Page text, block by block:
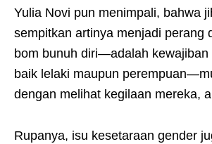
Yulia Novi pun menimpali, bahwa
sempitkan artinya menjadi perang
bom bunuh diri—adalah kewajiban
baik lelaki maupun
dengan melihat kegilaan mereka,
Rupanya, isu kesetaraan gender